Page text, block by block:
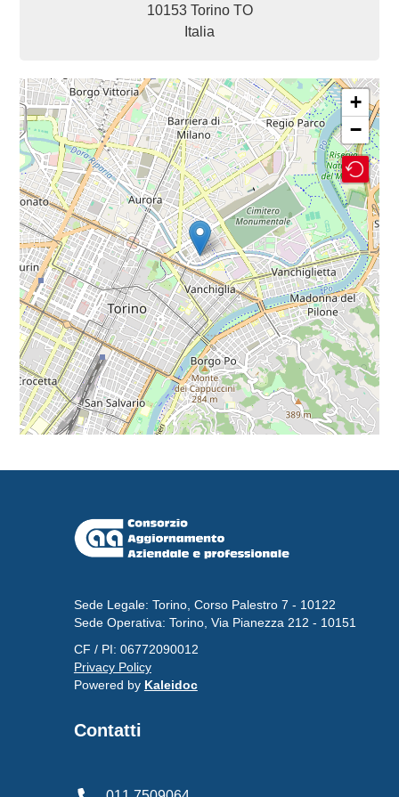
10153 Torino TO
Italia
+
−
Sede Legale: Torino, Corso Palestro 7 - 10122
Sede Operativa: Torino, Via Pianezza 212 - 10151
CF / PI: 06772090012
Privacy Policy
Powered by Kaleidoc
Contatti